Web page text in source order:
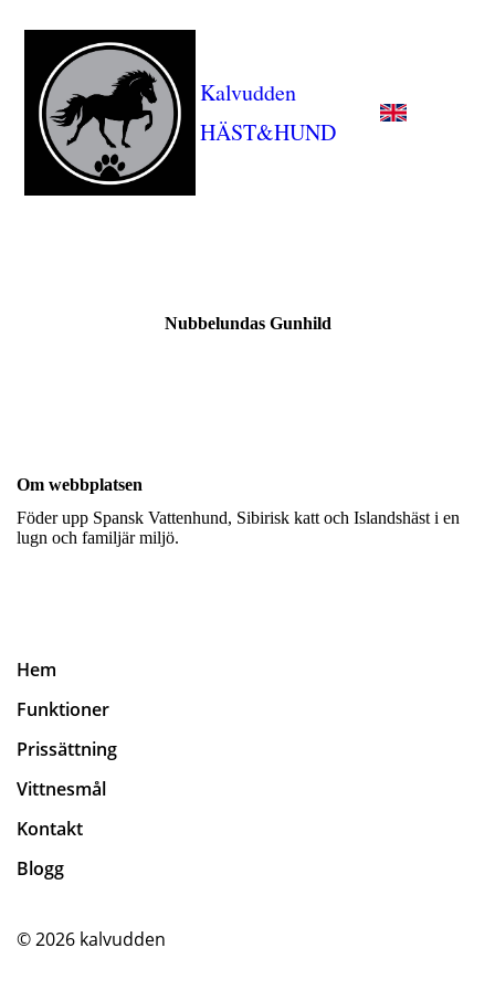
Kalvudden
HÄST&HUND
Nubbelundas Gunhild
Om webbplatsen
Föder upp Spansk Vattenhund, Sibirisk katt och Islandshäst i en
lugn och familjär miljö.
Hem
Funktioner
Prissättning
Vittnesmål
Kontakt
Blogg
© 2026 kalvudden